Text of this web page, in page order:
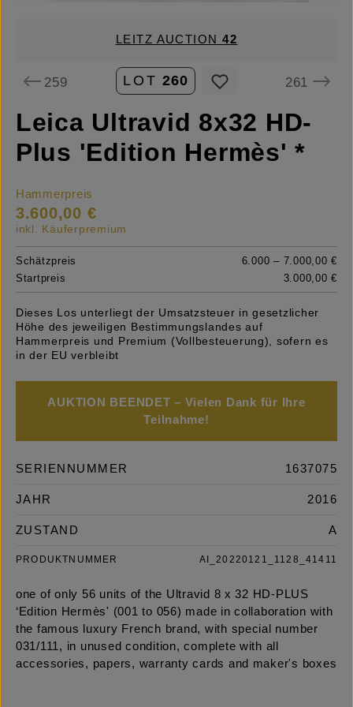
LEITZ AUCTION42
259 LOT 260 261
Leica Ultravid 8x32 HD-
Plus 'Edition Hermès' *
Hammerpreis
3.600,00 €
inkl. Käuferpremium
Schätzpreis
6.000 – 7.000,00 €
Startpreis
3.000,00 €
Dieses Los unterliegt der Umsatzsteuer in gesetzlicher
Höhe des jeweiligen Bestimmungslandes auf
Hammerpreis und Premium (Vollbesteuerung), sofern es
in der EU verbleibt
AUKTION BEENDET – Vielen Dank für Ihre
Teilnahme!
SERIENNUMMER 1637075
JAHR 2016
ZUSTAND A
PRODUKTNUMMER AI_20220121_1128_41411
one of only 56 units of the Ultravid 8 x 32 HD-PLUS
‘Edition Hermès' (001 to 056) made in collaboration with
the famous luxury French brand, with special number
031/111, in unused condition, complete with all
accessories, papers, warranty cards and maker's boxes